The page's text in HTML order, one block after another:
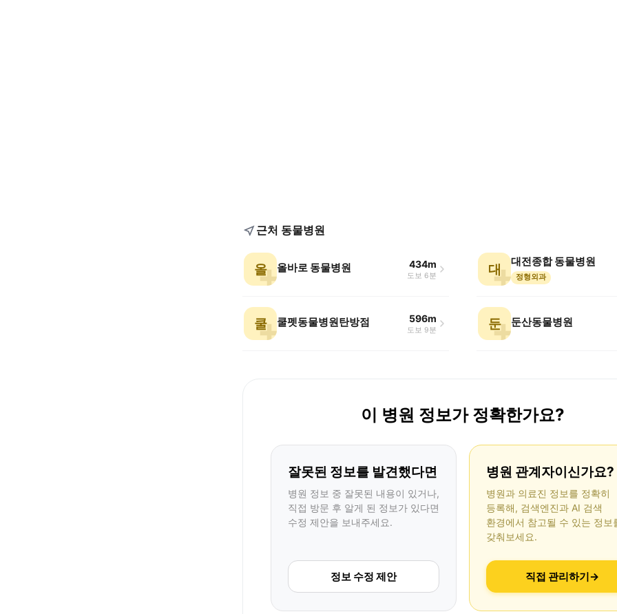
근처 동물병원
올 올바로 동물병원 434m
도보 6분 대
대전종합 동물병원
정형외과
쿨 쿨펫동물병원탄방점 596m
도보 9분 둔 둔산동물병원
이 병원 정보가 정확한가요?
잘못된 정보를 발견했다면
병원 정보 중 잘못된 내용이 있거나,
직접 방문 후 알게 된 정보가 있다면
수정 제안을 보내주세요.
정보 수정 제안
병원 관계자이신가요?
병원과 의료진 정보를 정확히
등록해, 검색엔진과 AI 검색
환경에서 참고될 수 있는 정보
갖춰보세요.
직접 관리하기→